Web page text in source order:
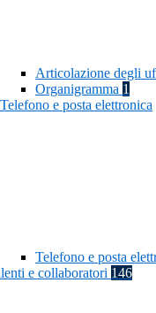
Articolazione degli
Organigramma 1
Telefono e posta elettronica
Telefono e posta
e collaboratori 146